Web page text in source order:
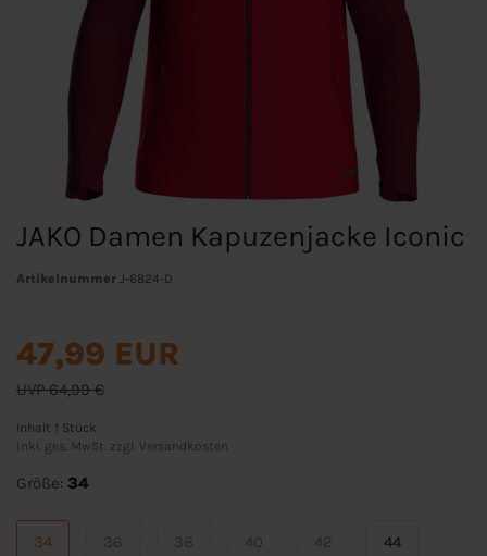
JAKO Damen Kapuzenjacke Iconic
Artikelnummer J-6824-D
UVP 64,99 €
47,99 EUR
Inhalt 1 Stück
inkl. ges. MwSt. zzgl.
Versandkosten
Größe: 34
34 36 38 40 42 44